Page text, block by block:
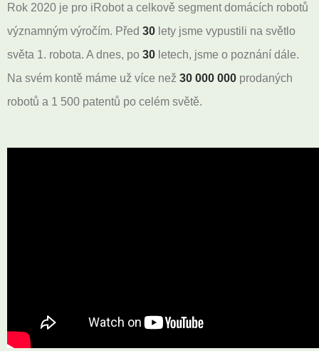
Rok 2020 je pro iRobot a celkově segment domácích robotů
významným výročím. Před 30 lety jsme vypustili na světlo
světa 1. robota. A dnes, po 30 letech, jsme o poznání dále.
Na svém kontě máme už více než 30 000 000 prodaných
robotů a 1 500 patentů po celém světě.